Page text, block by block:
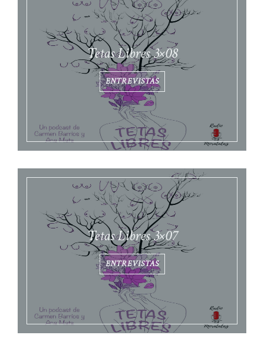
Tetas Libres 3×08
ENTREVISTAS
Tetas Libres 3×07
ENTREVISTAS